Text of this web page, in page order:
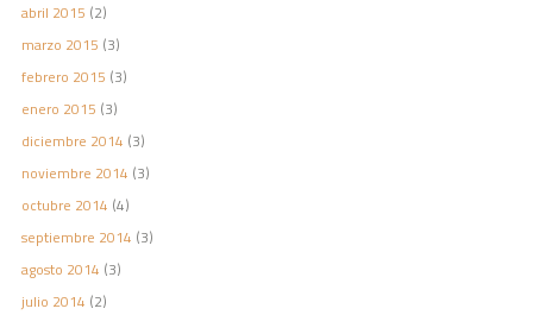
abril 2015 (2)
marzo 2015 (3)
febrero 2015 (3)
enero 2015 (3)
diciembre 2014 (3)
noviembre 2014 (3)
octubre 2014 (4)
septiembre 2014 (3)
agosto 2014 (3)
julio 2014 (2)